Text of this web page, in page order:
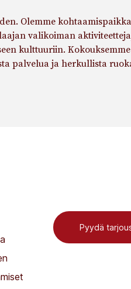
Olemme
valikoiman
kulttuuriin.
palvelua ja herkullista
Pyydä